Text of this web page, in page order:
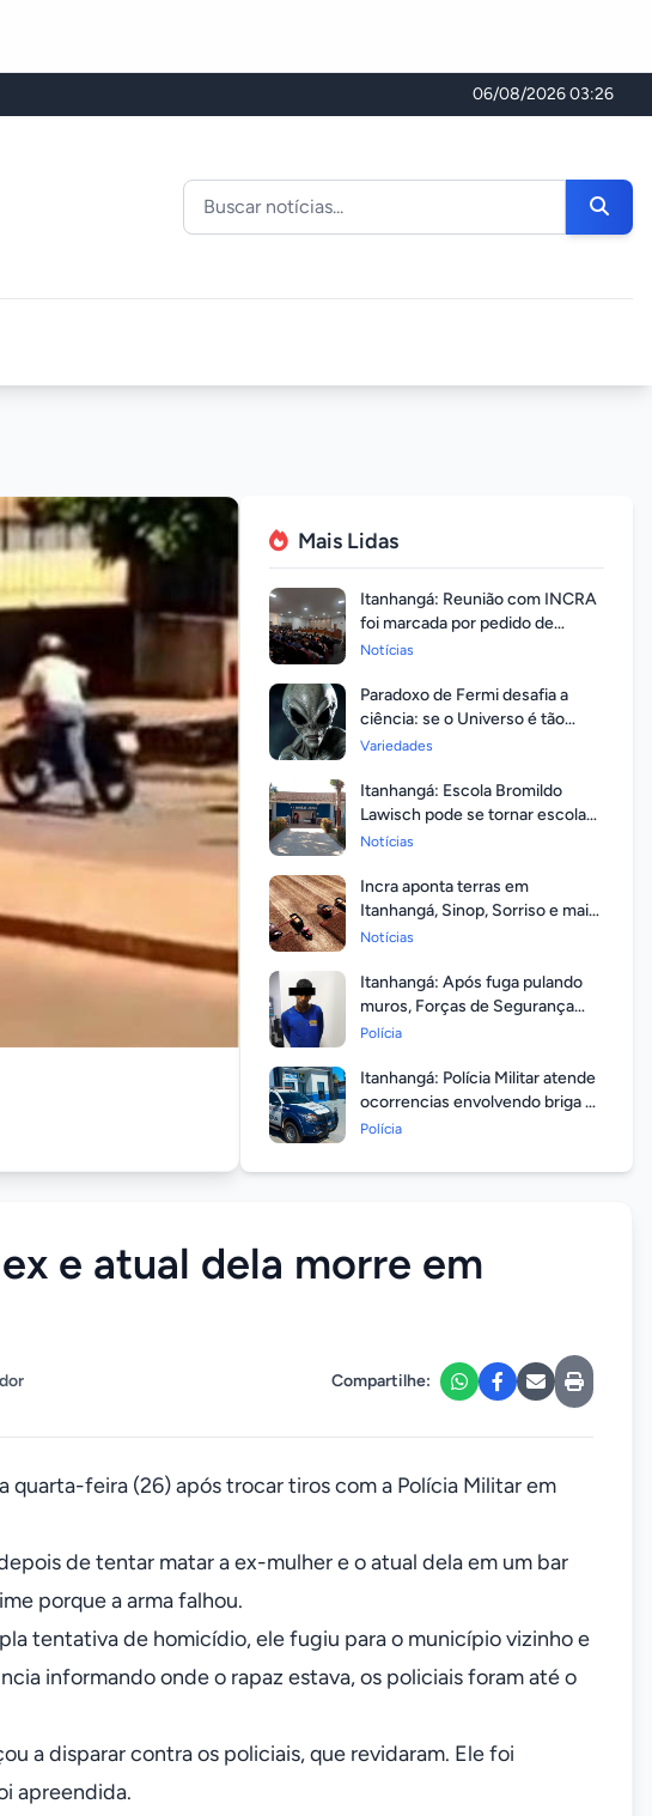
06/08/2026 03:26
Buscar noticias
Mais Lidas
Itanhangá: Reunião com INCRA
foi marcada por pedido de
regularização pela população
Notícias
Paradoxo de Fermi desafia a
ciência: se o Universo é tão
vasto, por que ninguém
Variedades
Itanhangá: Escola Bromildo
Lawisch pode se tornar escola
cívico-militar
Notícias
Incra aponta terras em
Itanhangá, Sinop, Sorriso e mais
14 entre as com maior
Notícias
Itanhangá: Após fuga pulando
muros, Forças de Segurança
prendem homem com mandato
Polícia
Itanhangá: Polícia Militar atende
ocorrencias envolvendo briga de
casais durante feriado
Polícia
e atual dela morre em
Compartilhe:
quarta-feira (26) após trocar tiros com a Polícia Militar em
de tentar matar a ex-mulher e o atual dela em um bar
porque a arma falhou.
tentativa de homicídio, ele fugiu para o município vizinho e
informando onde o rapaz estava, os policiais foram até o
a disparar contra os policiais, que revidaram. Ele foi
apreendida.